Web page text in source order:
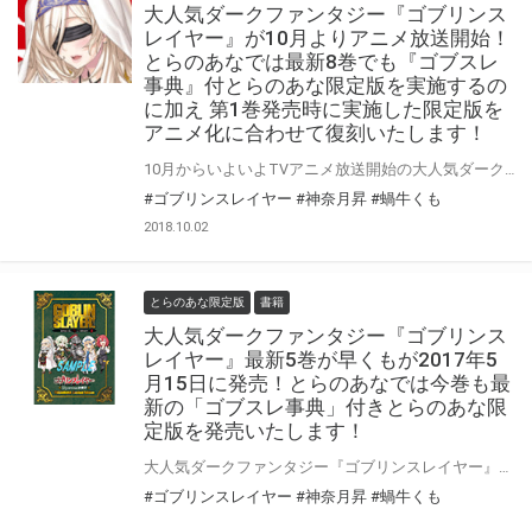
大人気ダークファンタジー『ゴブリンス
レイヤー』が10月よりアニメ放送開始！
とらのあなでは最新8巻でも『ゴブスレ
事典』付とらのあな限定版を実施するの
に加え 第1巻発売時に実施した限定版を
アニメ化に合わせて復刻いたします！
#ゴブリンスレイヤー #神奈月昇 #蝸牛くも
2018.10.02
とらのあな限定版 書籍
大人気ダークファンタジー『ゴブリンス
レイヤー』最新5巻が早くもが2017年5
月15日に発売！とらのあなでは今巻も最
新の「ゴブスレ事典」付きとらのあな限
定版を発売いたします！
#ゴブリンスレイヤー #神奈月昇 #蝸牛くも